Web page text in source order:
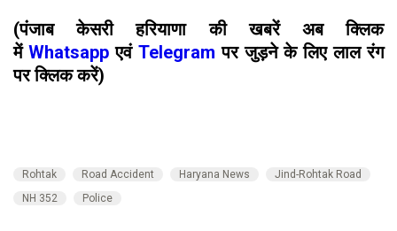
(पंजाब केसरी हरियाणा की खबरें अब क्लिक
में Whatsappएवं Telegram पर जुड़ने के लिए लाल रंग
पर क्लिक करें)
Rohtak Road Accident Haryana News
Jind-Rohtak Road
NH 352
Police